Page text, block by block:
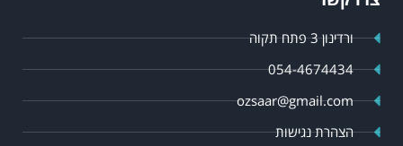
ורדינון 3 פתח תקוה
054-4674434
ozsaar@gmail.com
הצהרת נגישות